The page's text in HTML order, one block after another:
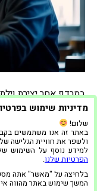
במרדף אחר יצירת
מהרשת הסבוכה של
כשאתם יוצאים למסע
בקבלן חשמל מיומן
קבלן החשמל המתאים
של יוקרה ופונקציונליות. 1. ניצוץ המומחיות
קרא עוד
מדיניות שימוש
שלום!
ולשפר את חוויית הגלישה
למידע נוסף על השימוש
הפרטיות שלנו.
בלחיצה על "מאשר" אתה
המשך שימוש באתר מהווה